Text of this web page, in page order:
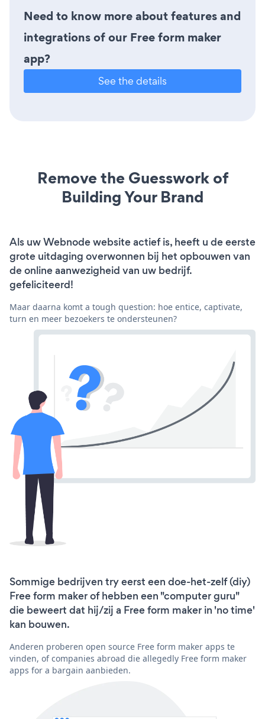
Need to know more about features and
integrations of our Free form maker
app?
See the details
Remove the Guesswork of
Building Your Brand
Als uw Webnode website actief is, heeft u de eerste
grote uitdaging overwonnen bij het opbouwen van
de online aanwezigheid van uw bedrijf.
gefeliciteerd!
Maar daarna komt a tough question: hoe entice, captivate,
turn en meer bezoekers te ondersteunen?
Sommige bedrijven try eerst een doe-het-zelf (diy)
Free form maker of hebben een "computer guru"
die beweert dat hij/zij a Free form maker in 'no time'
kan bouwen.
Anderen proberen open source Free form maker apps te
vinden, of companies abroad die allegedly Free form maker
apps for a bargain aanbieden.